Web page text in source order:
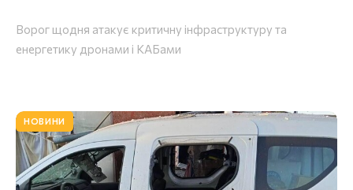
Ворог щодня атакує критичну інфраструктуру та
енергетику дронами і КАБами
НОВИНИ